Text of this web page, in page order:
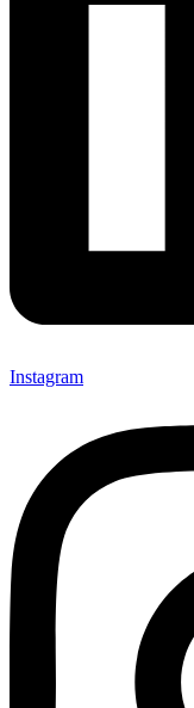
Instagram